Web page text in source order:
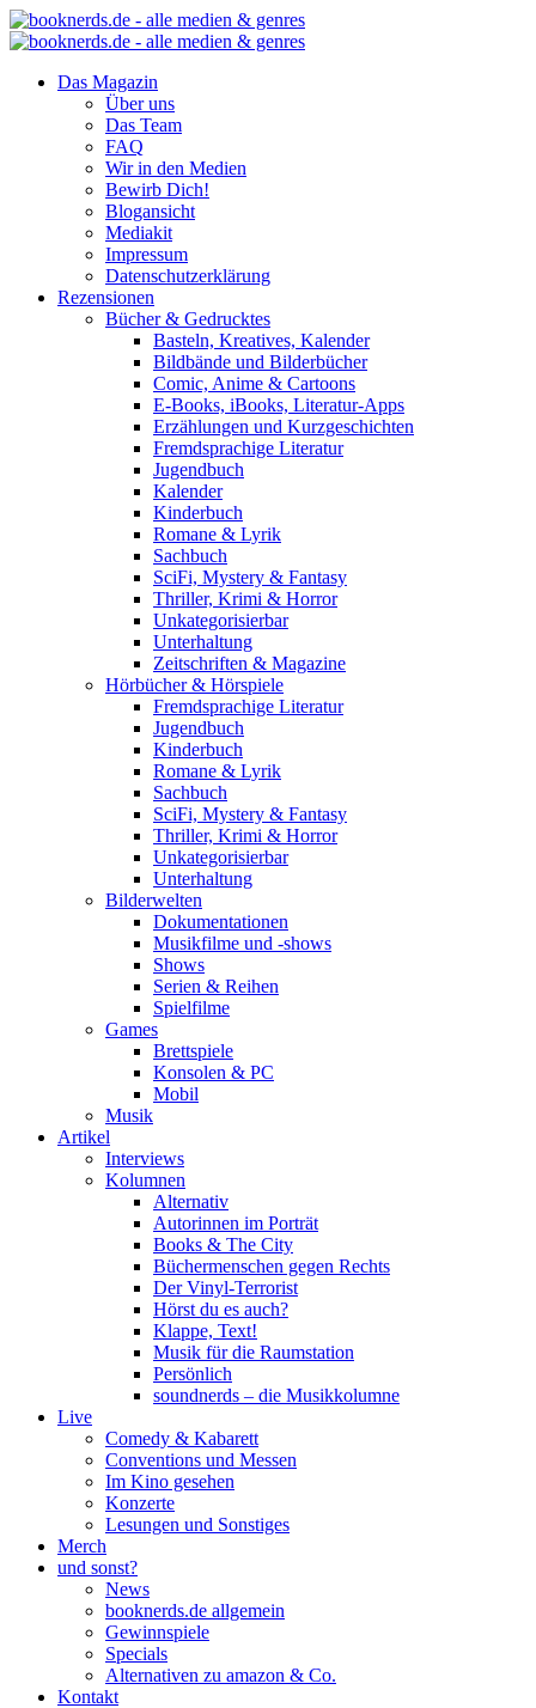
Das Magazin
Über uns
Das Team
FAQ
Wir in den Medien
Bewirb Dich!
Blogansicht
Mediakit
Impressum
Datenschutzerklärung
Rezensionen
Bücher & Gedrucktes
Basteln, Kreatives, Kalender
Bildbände und Bilderbücher
Comic, Anime & Cartoons
E-Books, iBooks, Literatur-Apps
Erzählungen und Kurzgeschichten
Fremdsprachige Literatur
Jugendbuch
Kalender
Kinderbuch
Romane & Lyrik
Sachbuch
SciFi, Mystery & Fantasy
Thriller, Krimi & Horror
Unkategorisierbar
Unterhaltung
Zeitschriften & Magazine
Hörbücher & Hörspiele
Fremdsprachige Literatur
Jugendbuch
Kinderbuch
Romane & Lyrik
Sachbuch
SciFi, Mystery & Fantasy
Thriller, Krimi & Horror
Unkategorisierbar
Unterhaltung
Bilderwelten
Dokumentationen
Musikfilme und -shows
Shows
Serien & Reihen
Spielfilme
Games
Brettspiele
Konsolen & PC
Mobil
Musik
Artikel
Interviews
Kolumnen
Alternativ
Autorinnen im Porträt
Books & The City
Büchermenschen gegen Rechts
Der Vinyl-Terrorist
Hörst du es auch?
Klappe, Text!
Musik für die Raumstation
Persönlich
soundnerds – die Musikkolumne
Live
Comedy & Kabarett
Conventions und Messen
Im Kino gesehen
Konzerte
Lesungen und Sonstiges
Merch
und sonst?
News
booknerds.de allgemein
Gewinnspiele
Specials
Alternativen zu amazon & Co.
Kontakt